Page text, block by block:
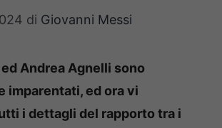
di Giovanni Messi
Andrea Agnelli sono
imparentati, ed ora vi
i dettagli del rapporto tra i